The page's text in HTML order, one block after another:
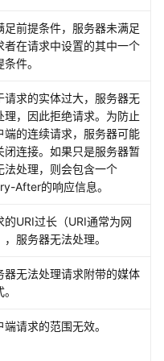
足前提条件，服务器未满足
者在请求中设置的其中一个
件。
请求的实体过大，服务器无
理，因此拒绝请求。为防止
端的连续请求，服务器可能
闭连接。如果只是服务器暂
法处理，则会包含一个
After的响应信息。
的URI过长（URI通常为网
，服务器无法处理。
器无法处理请求附带的媒体
端请求的范围无效。